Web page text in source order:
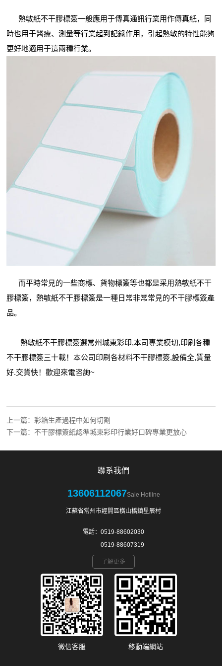
熱敏紙不干膠標簽一般應用于傳真通訊行業用作傳真紙，同
時也用于醫療、測量等行業起到記錄作用，引起熱敏的特性能夠
更好地適用于這兩種行業。
而平時常見的一些商標、貨物標簽等也都是采用熱敏紙不干
膠標簽，熱敏紙不干膠標簽是一種日常非常常見的不干膠標簽產
品。
熱敏紙不干膠標簽選常州城東彩印,本司專業模切,印刷各種
不干膠標簽三十載！本公司印刷各材料不干膠標簽,設備全,質量
好.交貨快！歡迎來電咨詢~
上一篇：彩箱生產過程中如何切割
下一篇： 不干膠標簽紙認準城東彩印行業好口碑專業更放心
聯系我們
13606112067Sale Hotline
江蘇省常州市經開區橫山橋鎮星辰村
電話：0519-88602030
0519-88607319
了解更多
微信客服 移動端網站